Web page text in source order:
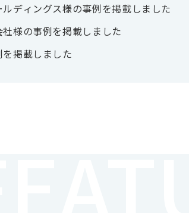
ディングス様の事例を掲載しました
様の事例を掲載しました
掲載しました